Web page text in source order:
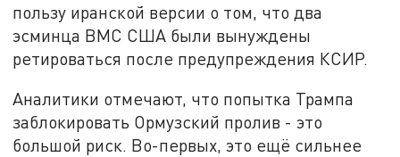
пользу иранской версии о том, что два
эсминца ВМС США были вынуждены
ретироваться после предупреждения КСИР.
Аналитики отмечают, что попытка Трампа
заблокировать Ормузский пролив - это
большой риск. Во-первых, это ещё сильнее